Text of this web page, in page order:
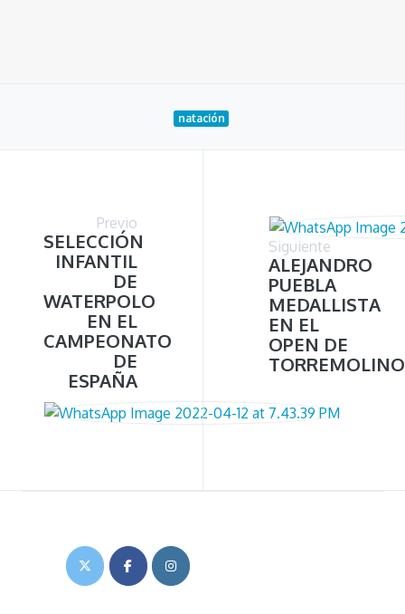
natación
Previo
SELECCIÓN
INFANTIL
DE
WATERPOLO
EN EL
CAMPEONATO
DE
ESPAÑA
Siguiente
ALEJANDRO
PUEBLA
MEDALLISTA
EN EL
OPEN DE